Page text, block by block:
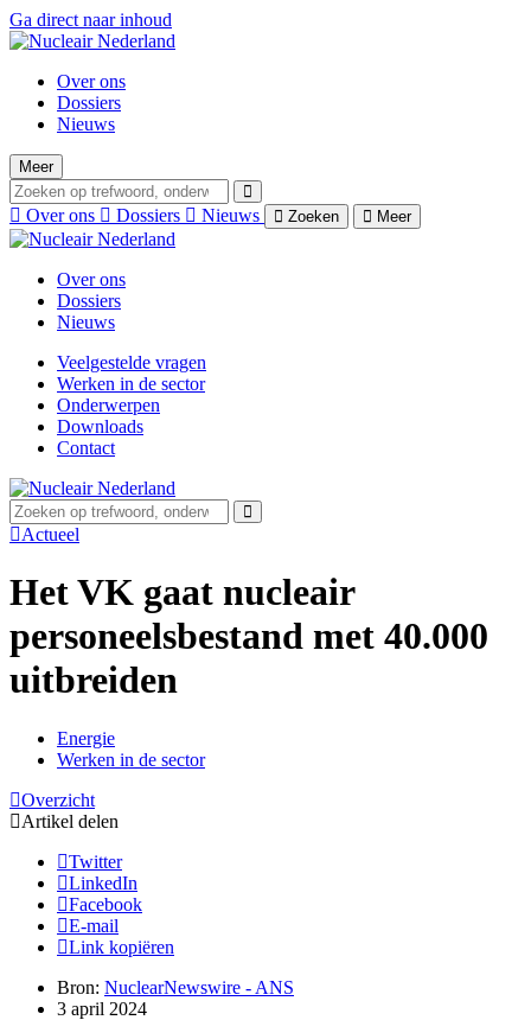
Ga direct naar inhoud
Over ons
Dossiers
Nieuws
Meer
Over ons Dossiers Nieuws Zoeken Meer
Over ons
Dossiers
Nieuws
Veelgestelde vragen
Werken in de sector
Onderwerpen
Downloads
Contact
Actueel
Het VK gaat nucleair
personeelsbestand met 40.000
uitbreiden
Energie
Werken in de sector
Overzicht
Artikel delen
Twitter
LinkedIn
Facebook
E-mail
Link kopiëren
Bron: NuclearNewswire - ANS
3 april 2024